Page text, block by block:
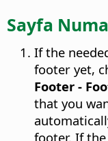
Sayfa
If the
footer yet,
Footer -
that you
footer. If